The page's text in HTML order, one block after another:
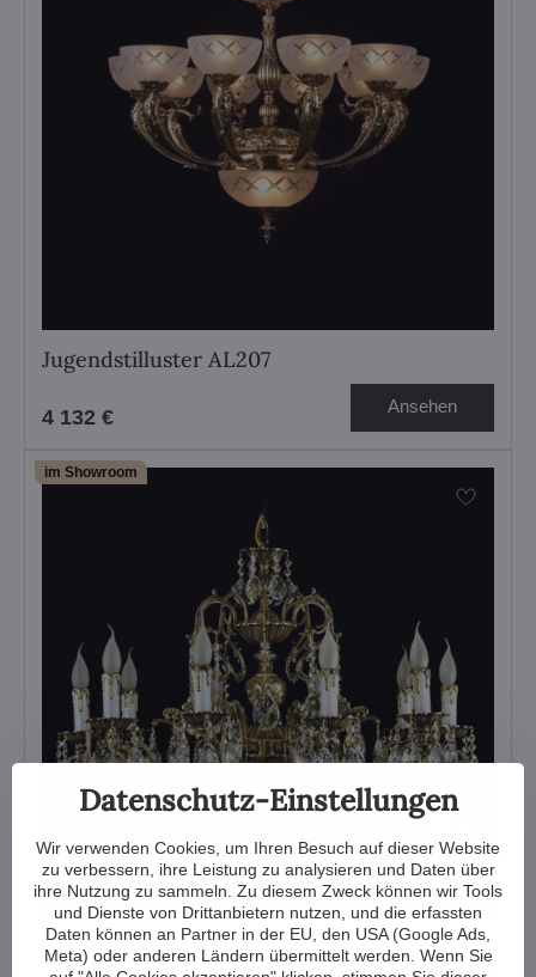
Jugendstilluster AL207
4 132 € Ansehen
im Showroom
Messingluster AL244
Datenschutz-Einstellungen
Wir verwenden Cookies, um Ihren Besuch auf dieser Website
zu verbessern, ihre Leistung zu analysieren und Daten über
ihre Nutzung zu sammeln. Zu diesem Zweck können wir Tools
und Dienste von Drittanbietern nutzen, und die erfassten
Daten können an Partner in der EU, den USA (Google Ads,
Meta) oder anderen Ländern übermittelt werden. Wenn Sie